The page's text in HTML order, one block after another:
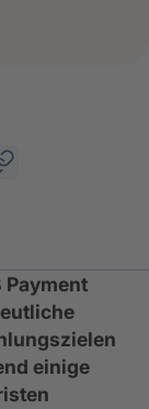
Payment
einige